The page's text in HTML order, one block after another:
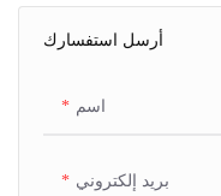
أرسل استفسارك
اسم
بريد إلكتروني